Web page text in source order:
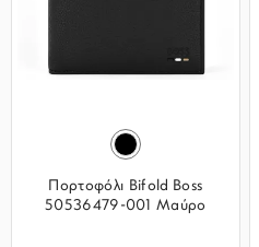
Πορτοφόλι Bifold Boss
50536479-001 Μαύρο